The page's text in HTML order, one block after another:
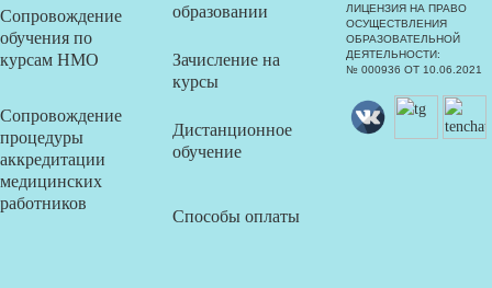
Сопровождение
обучения по
курсам НМО
Сопровождение
процедуры
аккредитации
медицинских
работников
образовании
Зачисление на
курсы
Дистанционное
обучение
Способы оплаты
ЛИЦЕНЗИЯ НА ПРАВО
ОСУЩЕСТВЛЕНИЯ
ОБРАЗОВАТЕЛЬНОЙ
ДЕЯТЕЛЬНОСТИ:
№ 000936 ОТ 10.06.2021